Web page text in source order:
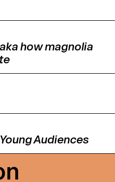
how magnolia
Audiences